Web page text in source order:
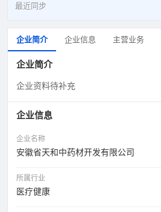
最近同步
企业简介 企业信息 主营业务
企业简介
企业资料待补充
企业信息
企业名称
安徽省天和中药材开发有限公司
所属行业
医疗健康